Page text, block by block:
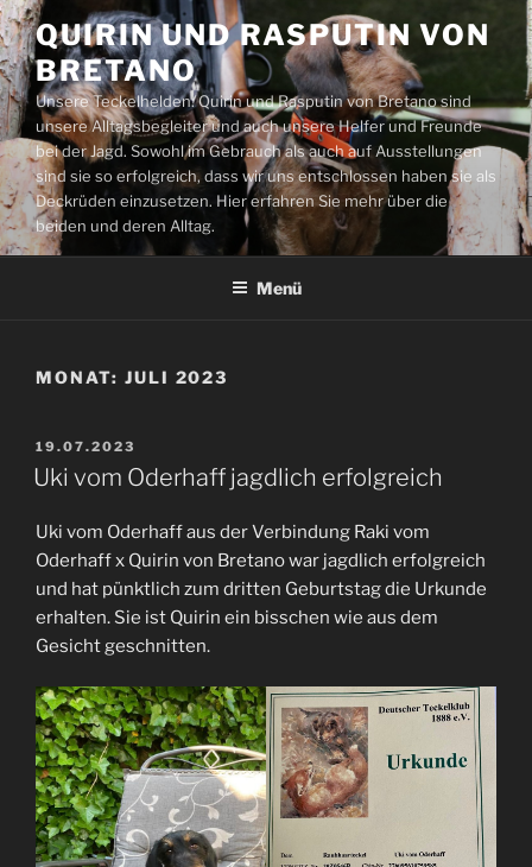
Zum
Inhalt
springen
QUIRIN UND RASPUTIN VON
BRETANO
Unsere Teckelhelden: Quirin und Rasputin von Bretano sind
unsere Alltagsbegleiter und auch unsere Helfer und Freunde
bei der Jagd. Sowohl im Gebrauch als auch auf Ausstellungen
sind sie so erfolgreich, dass wir uns entschlossen haben sie als
Deckrüden einzusetzen. Hier erfahren Sie mehr über die
beiden und deren Alltag.
Menü
MONAT: JULI 2023
VERÖFFENTLICHT
AM
19.07.2023
Uki vom Oderhaff jagdlich erfolgreich
Uki vom Oderhaff aus der Verbindung Raki vom
Oderhaff x Quirin von Bretano war jagdlich erfolgreich
und hat pünktlich zum dritten Geburtstag die Urkunde
erhalten. Sie ist Quirin ein bisschen wie aus dem
Gesicht geschnitten.